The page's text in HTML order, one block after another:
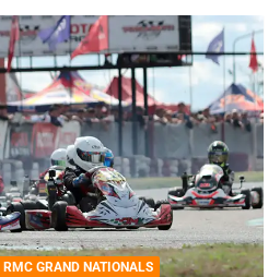
RMC GRAND NATIONALS